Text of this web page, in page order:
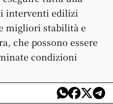
interventi edilizi
migliori stabilità e
che possono essere
condizioni